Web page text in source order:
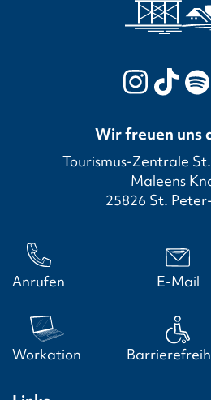
Wir freuen uns
Tourismus-Zentrale
Maleens
25826 St.
Anrufen E-Mail
Workation